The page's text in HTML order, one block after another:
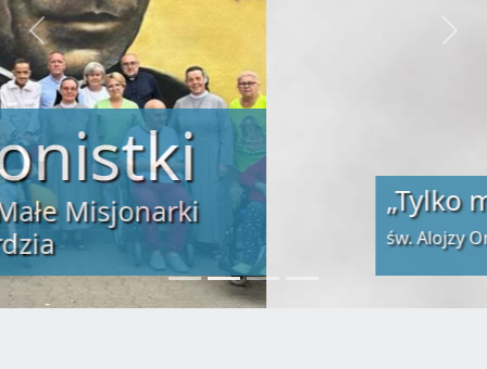
„Tylko miłość zbawi świat”
św. Alojzy Orione
Previous